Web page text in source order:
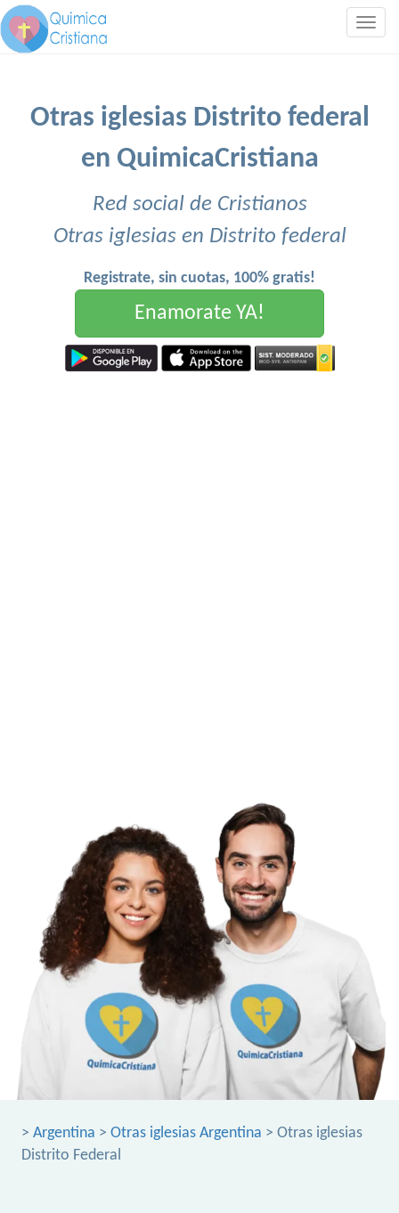
Otras iglesias Distrito federal
en QuimicaCristiana
Red social de Cristianos
Otras iglesias en Distrito federal
Registrate, sin cuotas, 100% gratis!
Enamorate YA!
> Argentina > Otras iglesias Argentina > Otras iglesias
Distrito Federal